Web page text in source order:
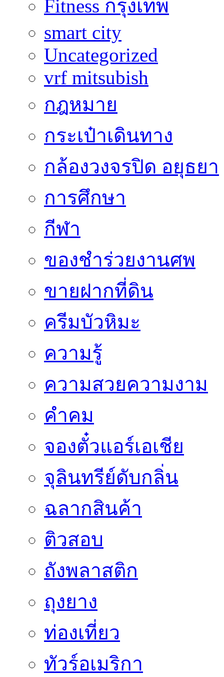
Fitness กรุงเทพ
smart city
Uncategorized
vrf mitsubish
กฎหมาย
กระเป๋าเดินทาง
กล้องวงจรปิด อยุธยา
การศึกษา
กีฬา
ของชำร่วยงานศพ
ขายฝากที่ดิน
ครีมบัวหิมะ
ความรู้
ความสวยความงาม
คำคม
จองตั๋วแอร์เอเชีย
จุลินทรีย์ดับกลิ่น
ฉลากสินค้า
ติวสอบ
ถังพลาสติก
ถุงยาง
ท่องเที่ยว
ทัวร์อเมริกา